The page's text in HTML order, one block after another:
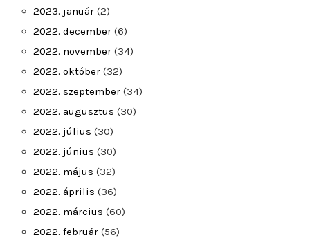
2023. január (2)
2022. december (6)
2022. november (34)
2022. október (32)
2022. szeptember (34)
2022. augusztus (30)
2022. július (30)
2022. június (30)
2022. május (32)
2022. április (36)
2022. március (60)
2022. február (56)